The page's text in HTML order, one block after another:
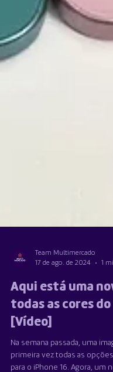
Team Multimercado
17 de ago. de 2024
1